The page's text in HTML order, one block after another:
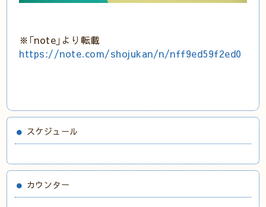
※｢note｣より転載
https://note.com/shojukan/n/nff9ed59f2ed0
スケジュール
カウンター